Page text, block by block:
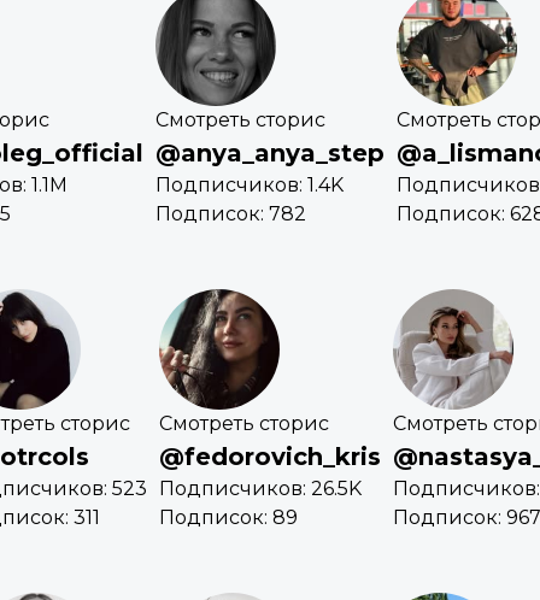
1.1M
Смотреть сторис
@anya_anya_step
Подписчиков: 1.4K
Подписок: 782
Смотреть
Подписчиков:
Подписок:
сторис
523
311
Смотреть сторис
@fedorovich_kris
Подписчиков: 26.5K
Подписок: 89
Смотреть
Подписчиков:
Подписок: 967